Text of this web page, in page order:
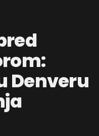
Denveru